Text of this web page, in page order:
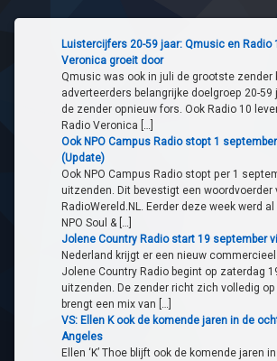
Luistercijfers 20-59 jaar: Qmusic en Radio
Veronica groeit door
Qmusic was ook in juli de grootste zender
adverteerders belangrijke doelgroep 20-59
de zender opnieuw fors. Ook Radio 10
Radio Veronica […]
Ook NPO Campus Radio stopt 1
(Update)
Ook NPO Campus Radio stopt per 1
uitzenden. Dit bevestigt een woordvoerder
RadioWereld.NL. Eerder deze week werd
NPO Soul & […]
Jolene Country Radio start 19 september
Nederland krijgt er een nieuw
Jolene Country Radio begint op zaterdag
uitzenden. De zender richt zich volledig
brengt een mix van […]
VS: Ellen K ook de komende jaren in de
Angeles
Ellen ‘K’ Thoe blijft ook de komende jaren